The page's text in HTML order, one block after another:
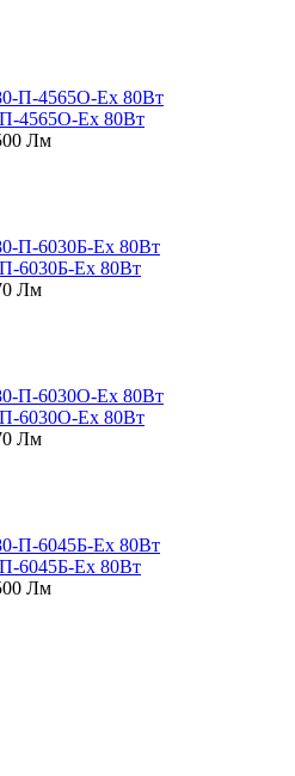
4565О-Ex 80Вт
Лм
6030Б-Ex 80Вт
Лм
6030О-Ex 80Вт
Лм
6045Б-Ex 80Вт
Лм